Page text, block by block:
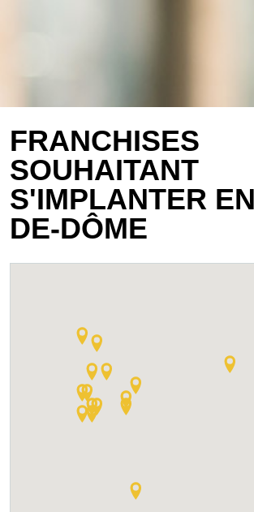
FRANCHISES
SOUHAITANT
S'IMPLANTER
DE-DÔME